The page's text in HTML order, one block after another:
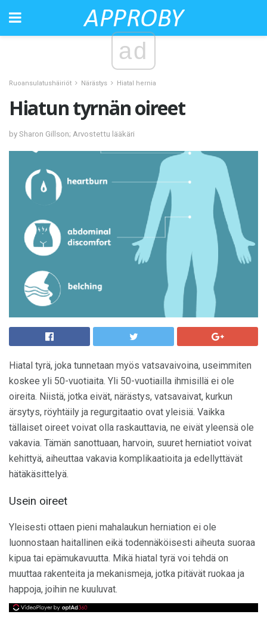
ad
Ruoansulatushäiriöt Närästys Hiatal hernia
Hiatun tyrnän oireet
by Sharon Gillson; Arvostettu lääkäri
Hiatal tyrä, joka tunnetaan myös vatsavaivoina, useimmiten
koskee yli 50-vuotiaita. Yli 50-vuotiailla ihmisillä ei ole
oireita. Niistä, jotka eivät, närästys, vatsavaivat, kurkun
ärsytys, röyhtäily ja regurgitaatio ovat yleisiä. Vaikka
tällaiset oireet voivat olla raskauttavia, ne eivät yleensä ole
vakavia. Tämän sanottuaan, harvoin, suuret herniatiot voivat
kehittyä, aiheuttaa vakavia komplikaatioita ja edellyttävät
hätäkäsittelyä.
Usein oireet
Yleisesti ottaen pieni mahalaukun herniation ei ole
luonnostaan ​​haitallinen eikä todennäköisesti aiheuta suoraa
kipua tai epämukavuutta. Mikä hiatal tyrä voi tehdä on
muuttaa rakenteita ja mekanismeja, jotka pitävät ruokaa ja
happoja, joihin ne kuuluvat.